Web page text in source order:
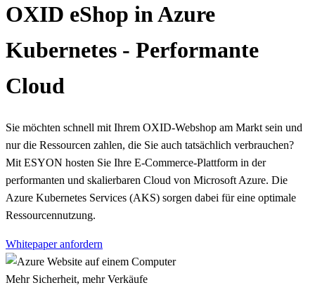
OXID eShop in Azure
Kubernetes - Performante
Cloud
Sie möchten schnell mit Ihrem OXID-Webshop am Markt sein und
nur die Ressourcen zahlen, die Sie auch tatsächlich verbrauchen?
Mit ESYON hosten Sie Ihre E-Commerce-Plattform in der
performanten und skalierbaren Cloud von Microsoft Azure. Die
Azure Kubernetes Services (AKS) sorgen dabei für eine optimale
Ressourcennutzung.
Whitepaper anfordern
Mehr Sicherheit, mehr Verkäufe